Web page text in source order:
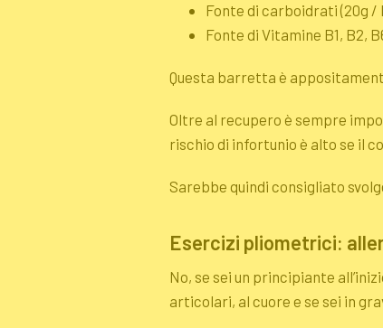
Fonte di carboidrati (20g /
Fonte di Vitamine B1, B2,
Questa barretta è
Oltre al recupero è sempre
rischio di infortunio è alto se il
Sarebbe quindi consigliato
Esercizi pliometrici:
No, se sei un principiante
articolari, al cuore e se sei in